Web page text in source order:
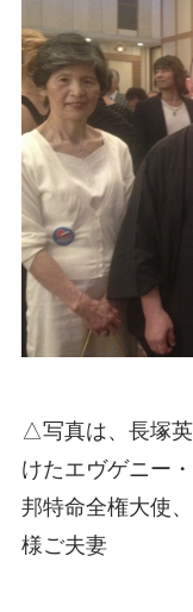
△写真は、長塚
けたエヴゲニー
邦特命全権大使
様ご夫妻